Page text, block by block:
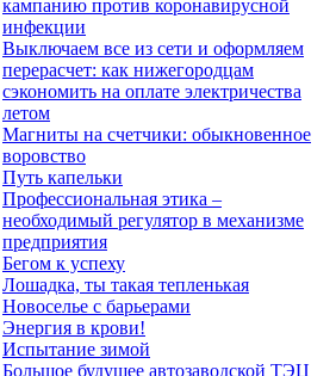
кампанию против коронавирусной
инфекции
Выключаем все из сети и оформляем
перерасчет: как нижегородцам
сэкономить на оплате электричества
летом
Магниты на счетчики: обыкновенное
воровство
Путь капельки
Профессиональная этика –
необходимый регулятор в механизме
предприятия
Бегом к успеху
Лошадка, ты такая тепленькая
Новоселье с барьерами
Энергия в крови!
Испытание зимой
Большое будущее автозаводской ТЭЦ